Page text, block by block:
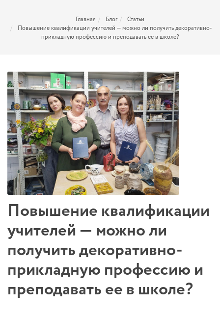
Главная Блог
Статьи
Повышение квалификации учителей — можно ли получить декоративно-
прикладную профессию и преподавать ее в школе?
Повышение квалификации
учителей — можно ли
получить декоративно-
прикладную профессию и
преподавать ее в школе?